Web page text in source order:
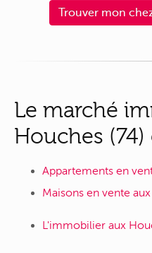
Trouver mon
Le marché
Houches
Appartements en
Maisons en vente
L'immobilier aux